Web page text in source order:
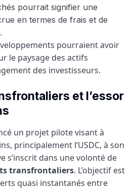
pourrait signifier une
en termes de frais et de
pourraient avoir
le paysage des actifs
des investisseurs.
et l’essor
un projet pilote visant à
principalement l’USDC, à son
s’inscrit dans une volonté de
transfrontaliers. L’objectif est
quasi instantanés entre